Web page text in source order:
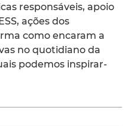
responsáveis, apoio
ações dos
como encaram a
no quotidiano da
podemos inspirar-